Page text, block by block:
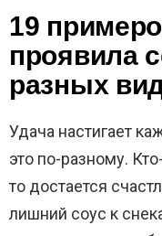
19
проявила
разных
Удача настигает
это по-разному.
то достается
лишний соус к